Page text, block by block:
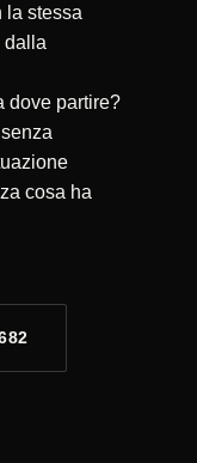
la stessa
dalla
dove partire?
cosa ha